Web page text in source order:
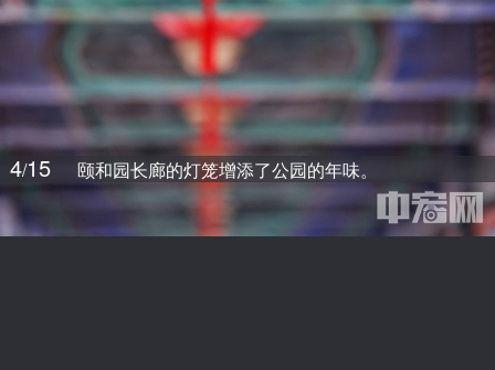
4/15 颐和园长廊的灯笼增添了公园的年味。